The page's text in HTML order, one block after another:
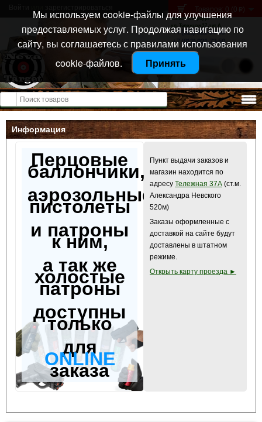
Санкт-Петербург
ул. Тележная 37 лит А
+7 (911) 021-04-08
+7 (812) 921-73-50
Товаров: 0 (0 p )
Открыть меню
Информация
Перцовые
баллончики,
аэрозольные
пистолеты
и патроны
к ним,
а так же
холостые
патроны
доступны
только
для
ONLINE
заказа
Пункт выдачи заказов и
магазин находится по
адресу Тележная 37А (ст.м.
Александра Невского
520м)
Заказы оформленные с
доставкой на сайте будут
доставлены в штатном
режиме.
Открыть карту проезда ►
Мы используем cookie-файлы для улучшения
предоставляемых услуг. Продолжая навигацию по
сайту, вы соглашаетесь с правилами использования
cookie-файлов.
Принять